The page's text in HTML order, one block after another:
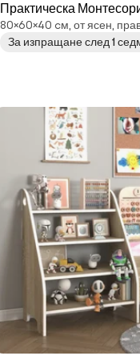
Практическа
деца - Сонома
80×60×40 cм, от ясен,
За изпращане след 1